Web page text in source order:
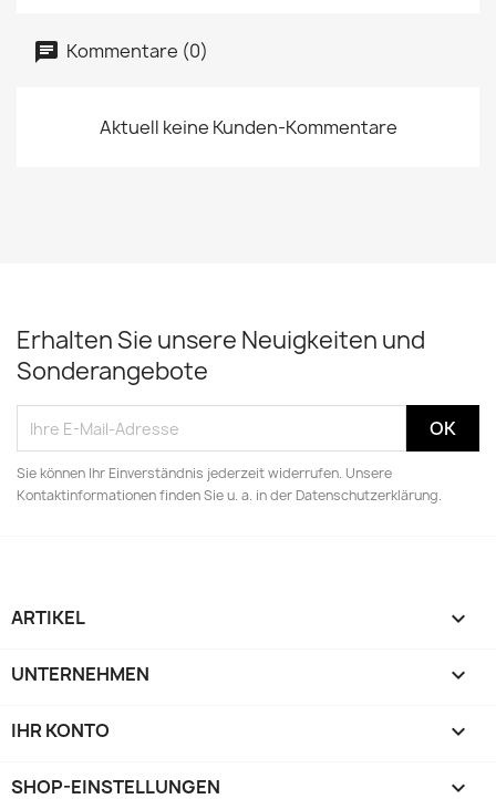
Kommentare (0)
Aktuell keine Kunden-Kommentare
Erhalten Sie unsere Neuigkeiten und
Sonderangebote
Sie können Ihr Einverständnis jederzeit widerrufen. Unsere
Kontaktinformationen finden Sie u. a. in der Datenschutzerklärung.
ARTIKEL 
UNTERNEHMEN 
IHR KONTO 
SHOP-EINSTELLUNGEN keyboard_arrow_down